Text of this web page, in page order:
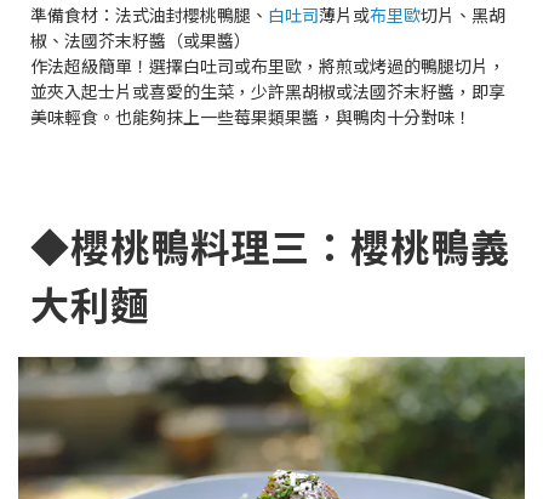
準備食材：法式油封櫻桃鴨腿、 白吐司薄片或布里歐切片、黑胡
椒、法國芥末籽醬（或果醬）
作法超級簡單！選擇白吐司或布里歐，將煎或烤過的鴨腿切片，
並夾入起士片或喜愛的生菜，少許黑胡椒或法國芥末籽醬，即享
美味輕食。也能夠抹上一些莓果類果醬，與鴨肉十分對味！
◆櫻桃鴨料理三：櫻桃鴨義
大利麵